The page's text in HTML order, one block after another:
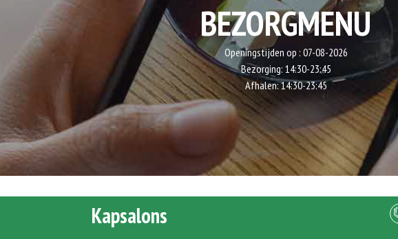
BEZORGMENU
Openingstijden op : 07-08-2026
Bezorging: 14:30-23:45
Afhalen:14:30-23:45
Kapsalons